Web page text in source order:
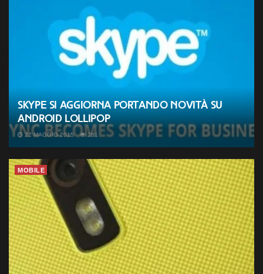
Skype si aggiorna portando novità su
Android Lollipop
22 MAGGIO 2015 281
MOBILE